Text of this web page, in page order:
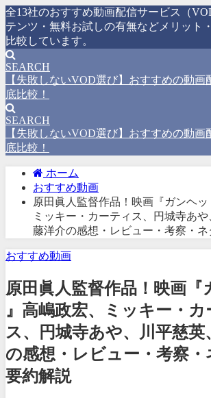
全13社のおすすめ動画配信サービス（
テンツ・無料お試しの有無などメリット
比較しています。
SEARCH
【失敗しないVOD選び】おすすめの動画
底比較！
SEARCH
【失敗しないVOD選び】おすすめの動画
底比較！
ホーム
おすすめ動画
原田眞人監督作品！映画『ガンヘッ
ミッキー・カーティス、円城寺あ
藤洋介の感想・レビュー・考察・ネ
おすすめ動画
原田眞人監督作品！映画『
』高嶋政宏、ミッキー・カ
ス、円城寺あや、川平慈英
の感想・レビュー・考察・
要約解説